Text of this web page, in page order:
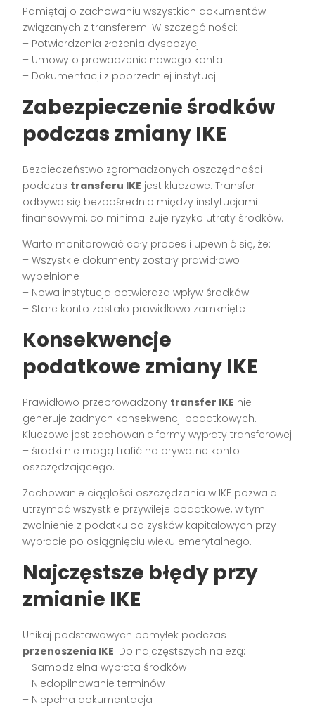
Pamiętaj o zachowaniu wszystkich dokumentów
związanych z transferem. W szczególności:
– Potwierdzenia złożenia dyspozycji
– Umowy o prowadzenie nowego konta
– Dokumentacji z poprzedniej instytucji
Zabezpieczenie środków
podczas zmiany IKE
Bezpieczeństwo zgromadzonych oszczędności
podczas transferu IKE jest kluczowe. Transfer
odbywa się bezpośrednio między instytucjami
finansowymi, co minimalizuje ryzyko utraty środków.
Warto monitorować cały proces i upewnić się, że:
– Wszystkie dokumenty zostały prawidłowo
wypełnione
– Nowa instytucja potwierdza wpływ środków
– Stare konto zostało prawidłowo zamknięte
Konsekwencje
podatkowe zmiany IKE
Prawidłowo przeprowadzony transfer IKE nie
generuje żadnych konsekwencji podatkowych.
Kluczowe jest zachowanie formy wypłaty transferowej
– środki nie mogą trafić na prywatne konto
oszczędzającego.
Zachowanie ciągłości oszczędzania w IKE pozwala
utrzymać wszystkie przywileje podatkowe, w tym
zwolnienie z podatku od zysków kapitałowych przy
wypłacie po osiągnięciu wieku emerytalnego.
Najczęstsze błędy przy
zmianie IKE
Unikaj podstawowych pomyłek podczas
przenoszenia IKE. Do najczęstszych należą:
– Samodzielna wypłata środków
– Niedopilnowanie terminów
– Niepełna dokumentacja